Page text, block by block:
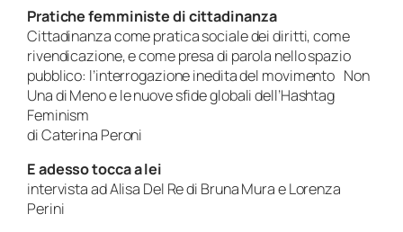
Pratiche femministe di cittadinanza
Cittadinanza come pratica sociale dei diritti, come
rivendicazione, e come presa di parola nello spazio
pubblico: l’interrogazione inedita del movimento Non
Una di Meno e le nuove sfide globali dell’Hashtag
Feminism
di Caterina Peroni
E adesso tocca a lei
intervista ad Alisa Del Re di Bruna Mura e Lorenza
Perini